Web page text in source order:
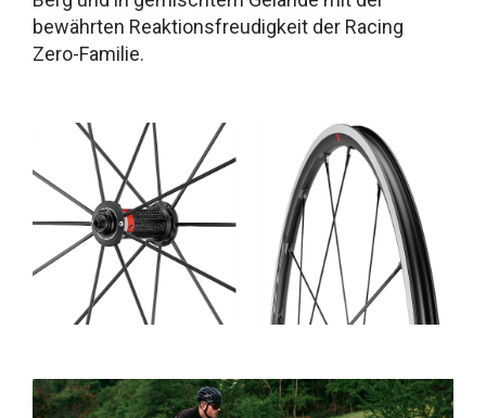
bewährten Reaktionsfreudigkeit der Racing
Zero-Familie.